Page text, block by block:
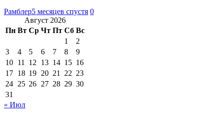
Рамблер5 месяцев спустя 0
Август 2026
Пн Вт Ср Чт Пт Сб Вс
1
2
3
4 5 6 7 8
9
10 11 12 13 14 15 16
17 18 19 20 21 22 23
24 25 26 27 28 29 30
31
« Июл